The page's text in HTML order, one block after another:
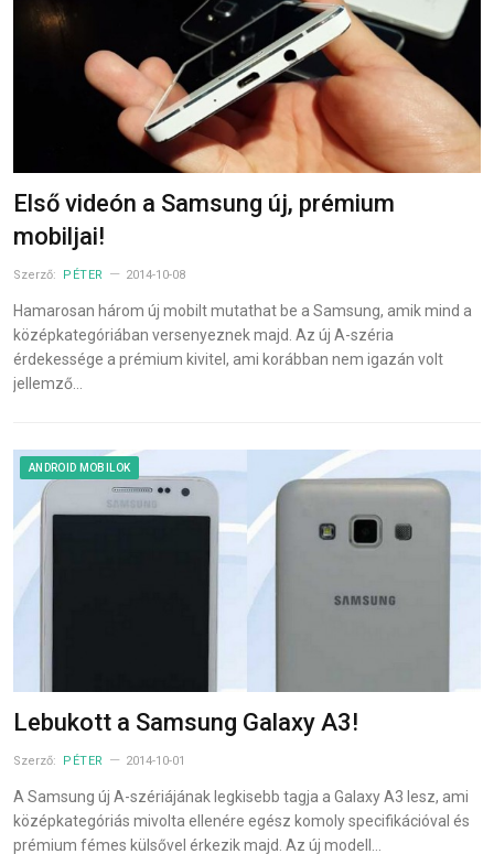
Első videón a Samsung új, prémium
mobiljai!
Szerző: PÉTER 2014-10-08
Hamarosan három új mobilt mutathat be a Samsung, amik mind a
középkategóriában versenyeznek majd. Az új A-széria
érdekessége a prémium kivitel, ami korábban nem igazán volt
jellemző…
ANDROID MOBILOK
Lebukott a Samsung Galaxy A3!
Szerző: PÉTER 2014-10-01
A Samsung új A-szériájának legkisebb tagja a Galaxy A3 lesz, ami
középkategóriás mivolta ellenére egész komoly specifikációval és
prémium fémes külsővel érkezik majd. Az új modell…